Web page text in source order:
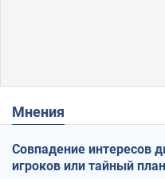
Мнения
Совпадение интересов
игроков или тайный